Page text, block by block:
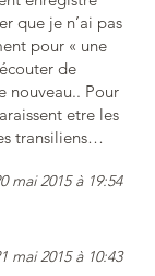
que je n’ai pas
pour « une
de
nouveau.. Pour
etre les
transiliens…
mai 2015 à 19:54
mai 2015 à 10:43